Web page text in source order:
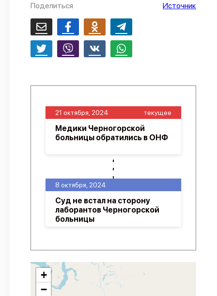
Политика конфиденциальности
Поделиться Источник
8 октября, 2024
Суд не встал на сторону
лаборантов Черногорской
больницы
21 октября, 2024 текущее
Медики Черногорской
больницы обратились в ОНФ
+
−